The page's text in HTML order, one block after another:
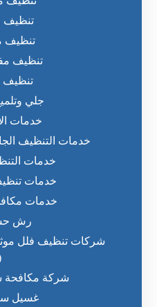
تنظيف
تنظيف
تنظيف
تنظيف
جلي
خدمات
خدمات التنظيف
خدمات
خدمات
خدمات
رش
شركات تنظيف فلل موثوقه فى
شركة
غسيل